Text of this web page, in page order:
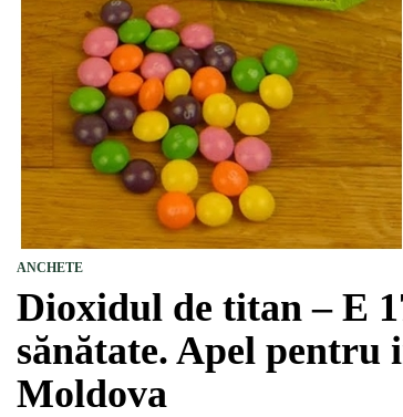
ANCHETE
Dioxidul de titan – E
sănătate. Apel pentru
Moldova